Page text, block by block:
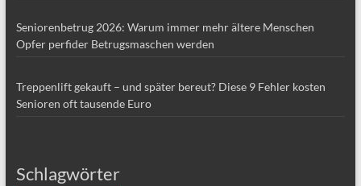
Seniorenbetrug 2026: Warum immer mehr ältere Menschen
Opfer perfider Betrugsmaschen werden
Treppenlift gekauft – und später bereut? Diese 9 Fehler kosten
Senioren oft tausende Euro
Schlagwörter